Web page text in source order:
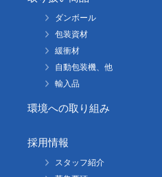
ダンボール
包装資材
緩衝材
自動包装機、他
輸入品
環境への取り組み
採用情報
スタッフ紹介